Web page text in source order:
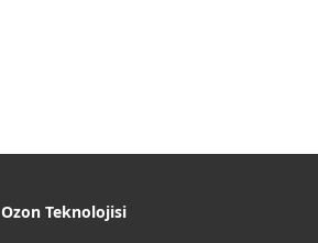
Ozon Teknolojisi